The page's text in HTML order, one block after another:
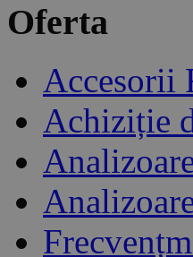
Oferta
Accesorii
Achiziție